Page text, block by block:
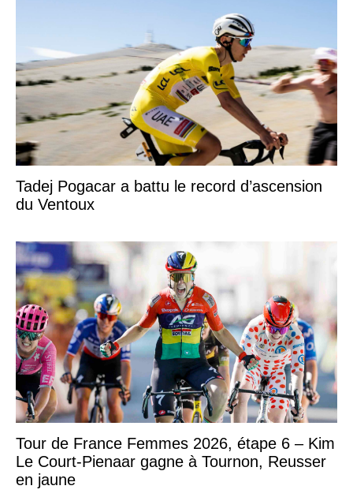
Tadej Pogacar a battu le record d’ascension
du Ventoux
Tour de France Femmes 2026, étape 6 – Kim
Le Court-Pienaar gagne à Tournon, Reusser
en jaune